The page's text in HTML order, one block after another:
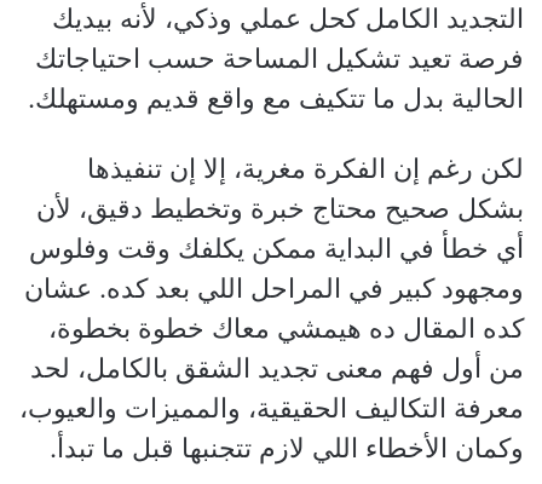
التجديد الكامل كحل عملي وذكي، لأنه بيديك
فرصة تعيد تشكيل المساحة حسب احتياجاتك
الحالية بدل ما تتكيف مع واقع قديم ومستهلك.
لكن رغم إن الفكرة مغرية، إلا إن تنفيذها
بشكل صحيح محتاج خبرة وتخطيط دقيق، لأن
أي خطأ في البداية ممكن يكلفك وقت وفلوس
ومجهود كبير في المراحل اللي بعد كده. عشان
كده المقال ده هيمشي معاك خطوة بخطوة،
من أول فهم معنى تجديد الشقق بالكامل، لحد
معرفة التكاليف الحقيقية، والمميزات والعيوب،
وكمان الأخطاء اللي لازم تتجنبها قبل ما تبدأ.